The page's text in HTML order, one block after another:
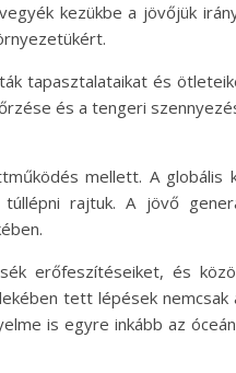
kezükbe a jövőjük
tapasztalataikat és
és a tengeri
mellett. A globális
rajtuk. A jövő
erőfeszítéseiket, és
tett lépések
is egyre inkább az